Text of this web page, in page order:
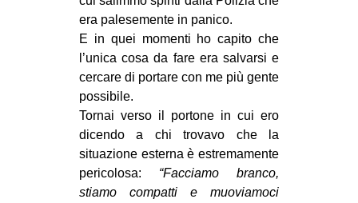
era palesemente in panico.
E in quei momenti ho capito che
l’unica cosa da fare era salvarsi e
cercare di portare con me più gente
possibile.
Tornai verso il portone in cui ero
dicendo a chi trovavo che la
situazione esterna è estremamente
pericolosa: “Facciamo branco,
stiamo compatti e muoviamoci